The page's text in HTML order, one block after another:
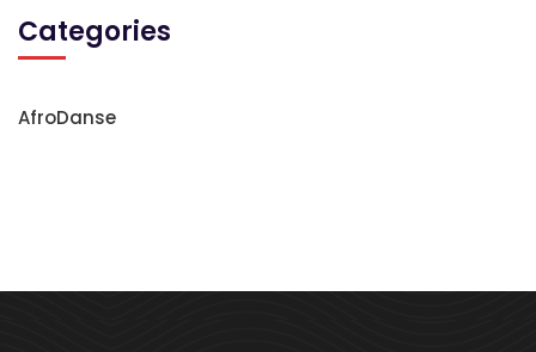
Categories
AfroDanse